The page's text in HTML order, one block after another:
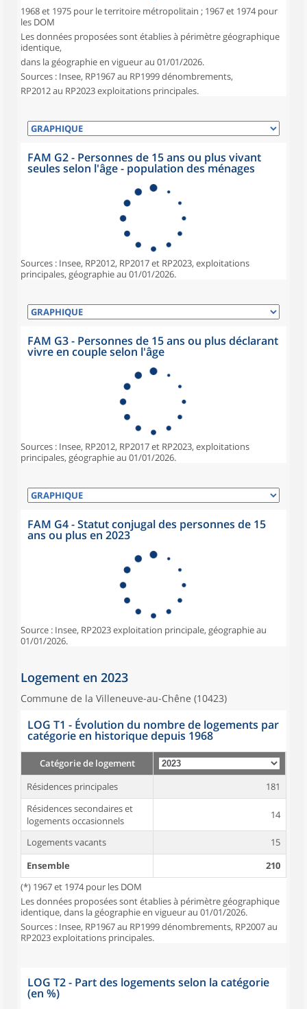
1968 et 1975 pour le territoire métropolitain ; 1967 et 1974 pour
les DOM
Les données proposées sont établies à périmètre géographique
identique,
dans la géographie en vigueur au 01/01/2026.
Sources : Insee, RP1967 au RP1999 dénombrements,
RP2012 au RP2023 exploitations principales.
FAM G2 - Personnes de 15 ans ou plus vivant
seules selon l'âge - population des ménages
Sources : Insee, RP2012, RP2017 et RP2023, exploitations
principales, géographie au 01/01/2026.
FAM G3 - Personnes de 15 ans ou plus déclarant
vivre en couple selon l'âge
Sources : Insee, RP2012, RP2017 et RP2023, exploitations
principales, géographie au 01/01/2026.
FAM G4 - Statut conjugal des personnes de 15
ans ou plus en 2023
Source : Insee, RP2023 exploitation principale, géographie au
01/01/2026.
Logement en 2023
Commune de la Villeneuve-au-Chêne (10423)
LOG T1 - Évolution du nombre de logements par
catégorie en historique depuis 1968
Catégorie de logement
Résidences principales
181
Résidences secondaires et
logements occasionnels
14
Logements vacants
15
Ensemble
210
(*) 1967 et 1974 pour les DOM
Les données proposées sont établies à périmètre géographique
identique, dans la géographie en vigueur au 01/01/2026.
Sources : Insee, RP1967 au RP1999 dénombrements, RP2007 au
RP2023 exploitations principales.
LOG T2 - Part des logements selon la catégorie
(en %)